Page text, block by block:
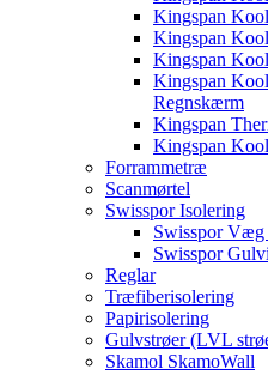
Kingspan
Kingspan
Kingspan
Kingspan
Regnskærm
Kingspan
Kingspan
Forrammetræ
Scanmørtel
Swisspor Isolering
Swisspor Væg
Swisspor
Reglar
Træfiberisolering
Papirisolering
Gulvstrøer (LVL
Skamol SkamoWall